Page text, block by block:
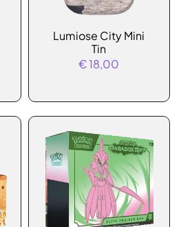
Lumiose City Mini
Tin
€18,00